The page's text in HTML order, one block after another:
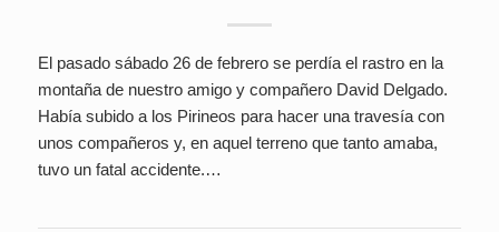
El pasado sábado 26 de febrero se perdía el rastro en la
montaña de nuestro amigo y compañero David Delgado.
Había subido a los Pirineos para hacer una travesía con
unos compañeros y, en aquel terreno que tanto amaba,
tuvo un fatal accidente.…